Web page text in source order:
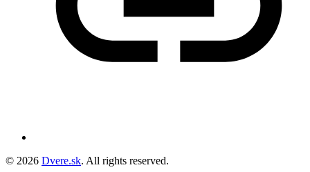
© 2026 Dvere.sk. All rights reserved.